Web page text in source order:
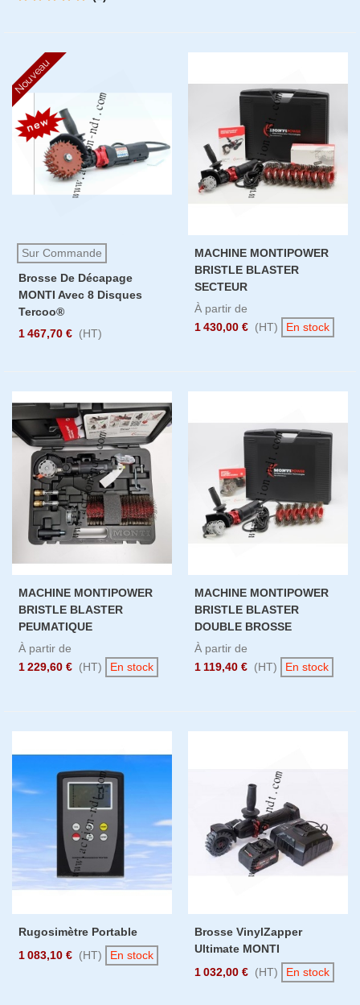
Nouveau
Sur Commande
Brosse De Décapage
MONTI Avec 8 Disques
Tercoo®
1 467,70 € (HT)
MACHINE MONTIPOWER
BRISTLE BLASTER
SECTEUR
À partir de
1 430,00 € (HT) En stock
MACHINE MONTIPOWER
BRISTLE BLASTER
PEUMATIQUE
À partir de
1 229,60 € (HT) En stock
MACHINE MONTIPOWER
BRISTLE BLASTER
DOUBLE BROSSE
À partir de
1 119,40 € (HT) En stock
Rugosimètre Portable
1 083,10 € (HT) En stock
Brosse VinylZapper
Ultimate MONTI
1 032,00 € (HT) En stock